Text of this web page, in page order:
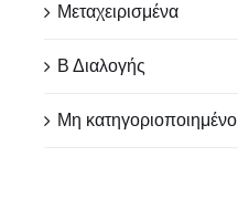
Μεταχειρισμένα
Β Διαλογής
Μη κατηγοριοποιημένο